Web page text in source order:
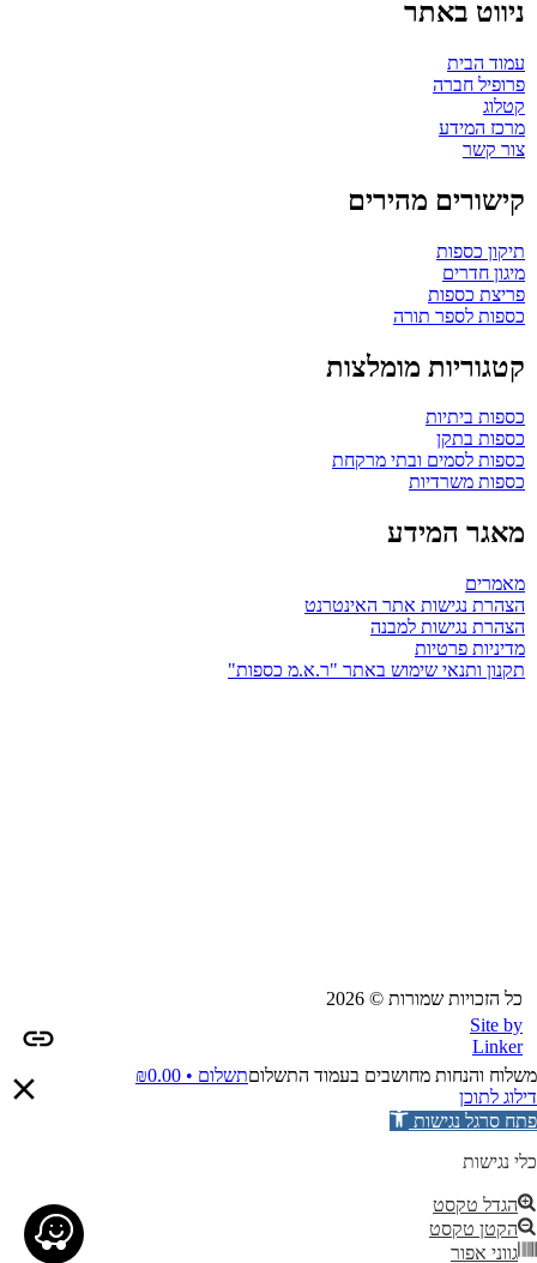
ניווט באתר
עמוד הבית
פרופיל חברה
קטלוג
מרכז המידע
צור קשר
קישורים מהירים
תיקון כספות
מיגון חדרים
פריצת כספות
כספות לספר תורה
קטגוריות מומלצות
כספות ביתיות
כספות בתקן
כספות לסמים ובתי מרקחת
כספות משרדיות
מאגר המידע
מאמרים
הצהרת נגישות אתר האינטרנט
הצהרת נגישות למבנה
מדיניות פרטיות
תקנון ותנאי שימוש באתר "ר.א.מ כספות"
כל הזכויות שמורות © 2026
Site by
Linker
משלוח והנחות מחושבים בעמוד התשלוםתשלום • ₪0.00
דילוג לתוכן
פתח סרגל נגישות
כלי נגישות
הגדל טקסט
הקטן טקסט
גווני אפור